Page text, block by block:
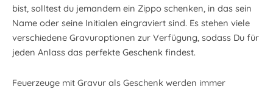
bist, solltest du jemandem ein Zippo schenken, in das sein
Name oder seine Initialen eingraviert sind. Es stehen viele
verschiedene Gravuroptionen zur Verfügung, sodass Du für
jeden Anlass das perfekte Geschenk findest.
Feuerzeuge mit Gravur als Geschenk werden immer